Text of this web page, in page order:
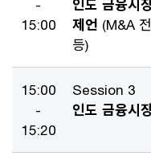
-
15:00
인도 금융시
제언 (M&A
등)
15:00
-
15:20
Session 3
인도 금융시